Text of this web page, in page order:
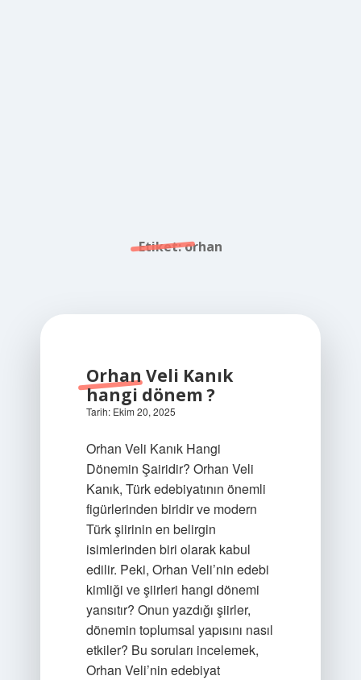
Etiket:orhan
Orhan Veli Kanık
hangi dönem ?
Tarih: Ekim 20, 2025
Orhan Veli Kanık Hangi
Dönemin Şairidir? Orhan Veli
Kanık, Türk edebiyatının önemli
figürlerinden biridir ve modern
Türk şiirinin en belirgin
isimlerinden biri olarak kabul
edilir. Peki, Orhan Veli’nin edebi
kimliği ve şiirleri hangi dönemi
yansıtır? Onun yazdığı şiirler,
dönemin toplumsal yapısını nasıl
etkiler? Bu soruları incelemek,
Orhan Veli’nin edebiyat